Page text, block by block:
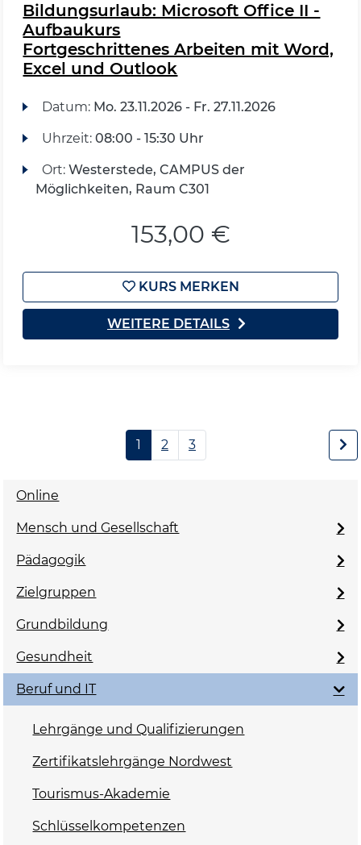
Bildungsurlaub: Microsoft Office II -
Aufbaukurs
Fortgeschrittenes Arbeiten mit Word,
Excel und Outlook
Datum: Mo. 23.11.2026 - Fr. 27.11.2026
Uhrzeit: 08:00 - 15:30 Uhr
Ort: Westerstede, CAMPUS der
Möglichkeiten, Raum C301
153,00 €
KURS MERKEN
WEITERE DETAILS
1 2 3
Online
Mensch und Gesellschaft
Pädagogik
Zielgruppen
Grundbildung
Gesundheit
Beruf und IT
Lehrgänge und Qualifizierungen
Zertifikatslehrgänge Nordwest
Tourismus-Akademie
Schlüsselkompetenzen